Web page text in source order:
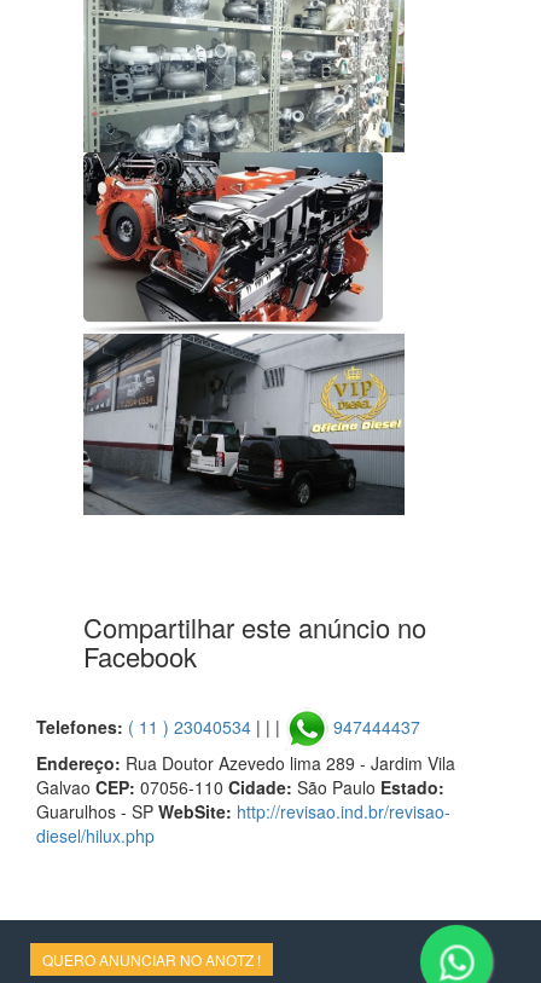
Compartilhar este anúncio no
Facebook
Telefones: ( 11 ) 23040534 | | |
947444437
Endereço: Rua Doutor Azevedo lima 289 - Jardim Vila
Galvao CEP: 07056-110 Cidade: São Paulo Estado:
Guarulhos - SP WebSite: http://revisao.ind.br/revisao-
diesel/hilux.php
QUERO ANUNCIAR NO ANOTZ !